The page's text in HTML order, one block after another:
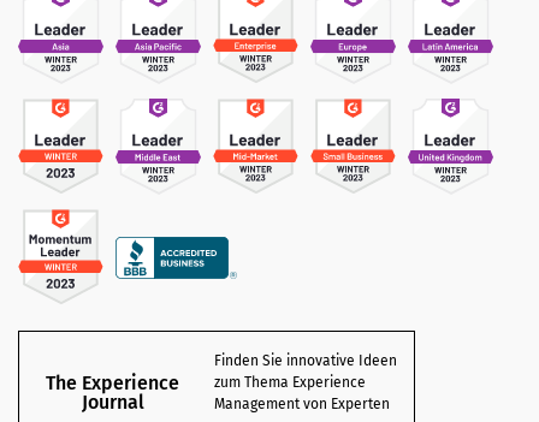
The Experience
Journal
Finden Sie innovative Ideen
zum Thema Experience
Management von Experten